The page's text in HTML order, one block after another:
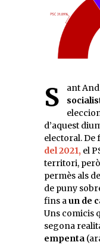
Sant
d’aquest
electoral. De
del 2021, el
territori,
permès als de
de puny
fins aun de
Uns comicis
segona
empenta